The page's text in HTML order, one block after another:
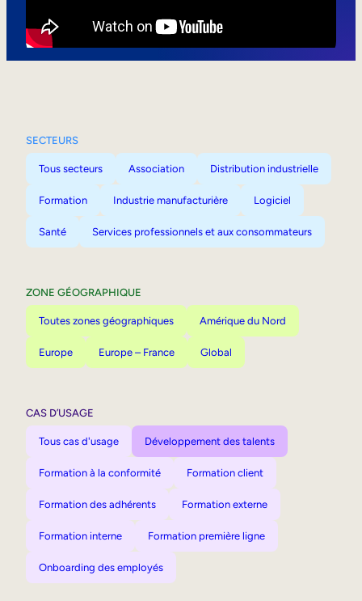
SECTEURS
Tous secteurs Association Distribution industrielle
Formation Industrie manufacturière Logiciel
Santé Services professionnels et aux consommateurs
ZONE GÉOGRAPHIQUE
Toutes zones géographiques Amérique du Nord
Europe Europe – France Global
CAS D’USAGE
Tous cas d'usage Développement des talents
Formation à la conformité Formation client
Formation des adhérents Formation externe
Formation interne Formation première ligne
Onboarding des employés